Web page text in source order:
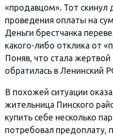
«продавцом». Тот скинул
проведения оплаты на
Деньги брестчанка
какого-либо отклика от
Поняв, что стала
обратилась в Ленинский
В похожей ситуации
жительница Пинского
купить себе несколько
потребовал предоплату,